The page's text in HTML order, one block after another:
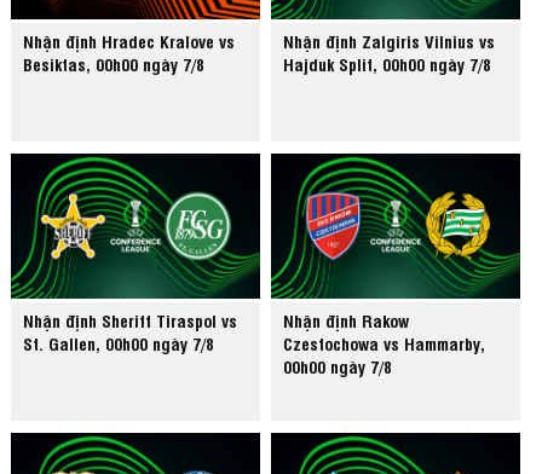
Nhận định Hradec Kralove vs
Besiktas, 00h00 ngày 7/8
Nhận định Zalgiris Vilnius vs
Hajduk Split, 00h00 ngày 7/8
Nhận định Sheriff Tiraspol vs
St. Gallen, 00h00 ngày 7/8
Nhận định Rakow
Czestochowa vs Hammarby,
00h00 ngày 7/8